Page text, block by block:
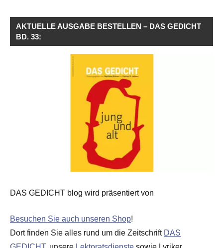
AKTUELLE AUSGABE BESTELLEN – DAS GEDICHT
BD. 33:
DAS GEDICHT blog wird präsentiert von
Besuchen Sie auch unseren Shop!
Dort finden Sie alles rund um die Zeitschrift DAS